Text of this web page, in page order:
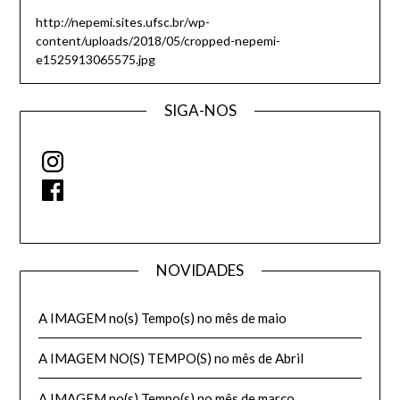
http://nepemi.sites.ufsc.br/wp-
content/uploads/2018/05/cropped-nepemi-
e1525913065575.jpg
SIGA-NOS
Instagram
Facebook
NOVIDADES
A IMAGEM no(s) Tempo(s) no mês de maio
A IMAGEM NO(S) TEMPO(S) no mês de Abril